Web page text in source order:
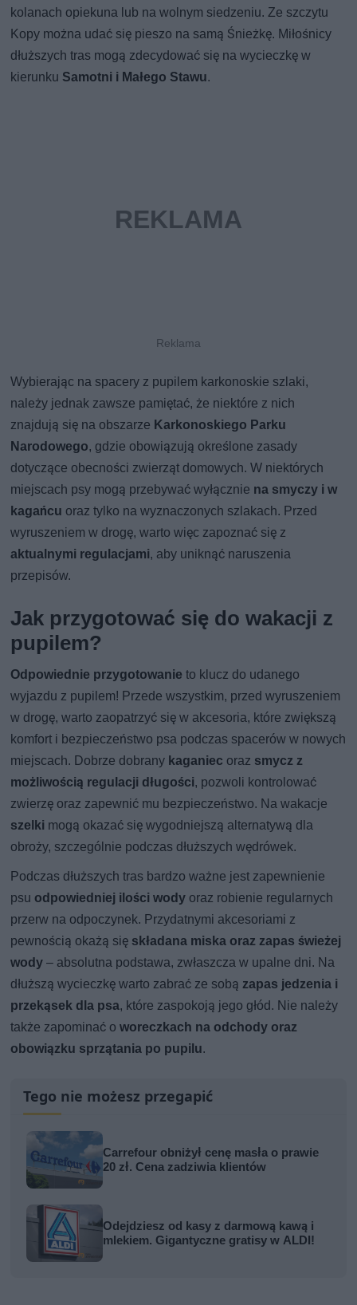
kolanach opiekuna lub na wolnym siedzeniu. Ze szczytu
Kopy można udać się pieszo na samą Śnieżkę. Miłośnicy
dłuższych tras mogą zdecydować się na wycieczkę w
kierunku Samotni i Małego Stawu.
Wybierając na spacery z pupilem karkonoskie szlaki,
należy jednak zawsze pamiętać, że niektóre z nich
znajdują się na obszarze Karkonoskiego Parku
Narodowego, gdzie obowiązują określone zasady
dotyczące obecności zwierząt domowych. W niektórych
miejscach psy mogą przebywać wyłącznie na smyczy i w
kagańcu oraz tylko na wyznaczonych szlakach. Przed
wyruszeniem w drogę, warto więc zapoznać się z
aktualnymi regulacjami, aby uniknąć naruszenia
przepisów.
Jak przygotować się do wakacji z
pupilem?
Odpowiednie przygotowanie to klucz do udanego
wyjazdu z pupilem! Przede wszystkim, przed wyruszeniem
w drogę, warto zaopatrzyć się w akcesoria, które zwiększą
komfort i bezpieczeństwo psa podczas spacerów w nowych
miejscach. Dobrze dobrany kaganiec oraz smycz z
możliwością regulacji długości, pozwoli kontrolować
zwierzę oraz zapewnić mu bezpieczeństwo. Na wakacje
szelki mogą okazać się wygodniejszą alternatywą dla
obroży, szczególnie podczas dłuższych wędrówek.
Podczas dłuższych tras bardzo ważne jest zapewnienie
psu odpowiedniej ilości wody oraz robienie regularnych
przerw na odpoczynek. Przydatnymi akcesoriami z
pewnością okażą się składana miska oraz zapas świeżej
wody – absolutna podstawa, zwłaszcza w upalne dni. Na
dłuższą wycieczkę warto zabrać ze sobą zapas jedzenia i
przekąsek dla psa, które zaspokoją jego głód. Nie należy
także zapominać oworeczkach na odchody oraz
obowiązku sprzątania po pupilu.
Tego nie możesz przegapić
Carrefour obniżył cenę masła o prawie
20 zł. Cena zadziwia klientów
Odejdziesz od kasy z darmową kawą i
mlekiem. Gigantyczne gratisy w ALDI!